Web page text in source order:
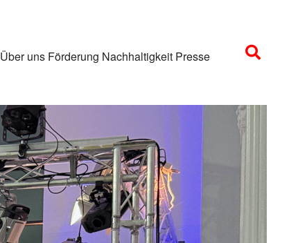
Über uns Förderung Nachhaltigkeit Presse